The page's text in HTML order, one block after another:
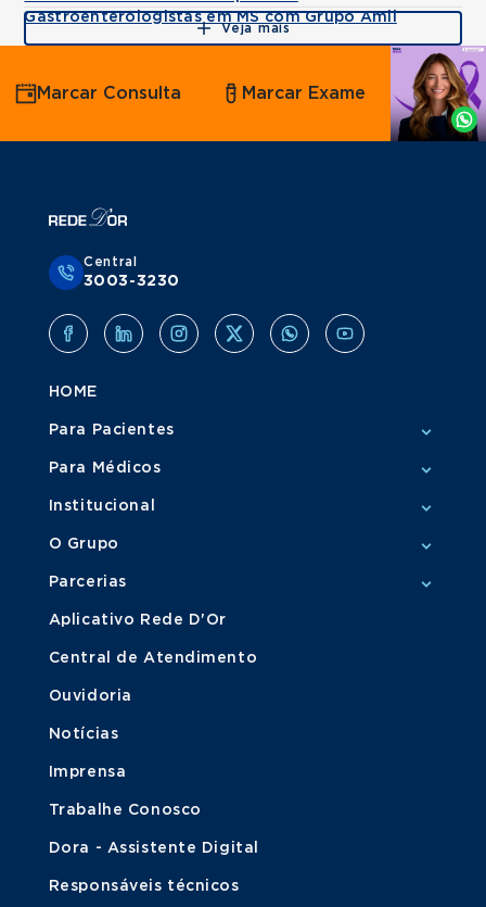
Gastroenterologistas em MS com Grupo Amil
Veja mais
Agende
por
Whatsapp
Marcar Consulta Marcar Exame
Central
3003-3230
HOME
Para Pacientes
Para Médicos
Institucional
O Grupo
Parcerias
Aplicativo Rede D'Or
Central de Atendimento
Ouvidoria
Notícias
Imprensa
Trabalhe Conosco
Dora - Assistente Digital
Responsáveis técnicos